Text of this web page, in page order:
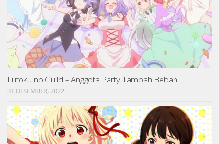
Futoku no Guild – Anggota Party Tambah Beban
31 DESEMBER, 2022